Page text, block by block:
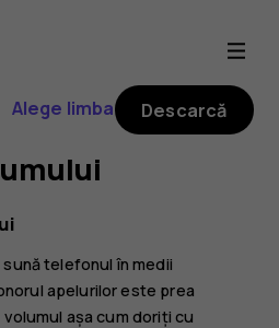
Alege limba Descarcă
telefonul în medii
apelurilor este prea
așa cum doriți cu